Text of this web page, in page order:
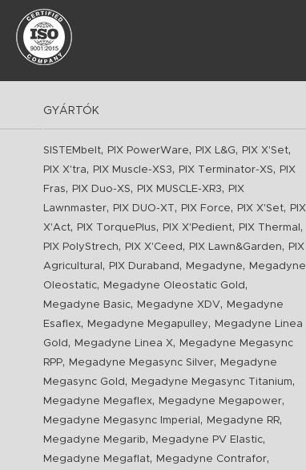
GYÁRTÓK
SISTEMbelt, PIX PowerWare, PIX L&G, PIX X'Set,
PIX X'tra, PIX Muscle-XS3, PIX Terminator-XS,
PIX
Fras, PIX Duo-XS, PIX MUSCLE-XR3,
PIX
Lawnmaster, PIX DUO-XT , PIX Force, PIX X'Set,
PIX
X'Act, PIX TorquePlus, PIX X'Pedient, PIX Thermal ,
PIX PolyStrech, PIX X'Ceed , PIX Lawn&Garden,
PIX
Agricultural , PIX Duraband , Megadyne,
Megadyne
Oleostatic, Megadyne Oleostatic Gold ,
Megadyne Basic, Megadyne XDV,
Megadyne
Esaflex, Megadyne Megapulley,
Megadyne Linea
Gold , Megadyne Linea X,
Megadyne Megasync
RPP, Megadyne Megasync Silver,
Megadyne
Megasync Gold , Megadyne Megasync Titanium,
Megadyne Megaflex, Megadyne Megapower,
Megadyne Megasync Imperial , Megadyne RR,
Megadyne Megarib, Megadyne PV Elastic,
Megadyne Megaflat, Megadyne Contrafor,